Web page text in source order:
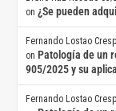
on¿Se pueden
Fernando Lostao
on Patología de un
905/2025 y su
Fernando Lostao